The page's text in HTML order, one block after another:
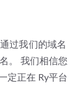
过我们的域名
。 我们相信您
定正在 Ry平台